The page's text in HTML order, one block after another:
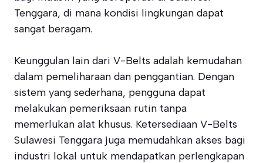
Tenggara, di mana kondisi lingkungan dapat
sangat beragam.
Keunggulan lain dari V-Belts adalah kemudahan
dalam pemeliharaan dan penggantian. Dengan
sistem yang sederhana, pengguna dapat
melakukan pemeriksaan rutin tanpa
memerlukan alat khusus. Ketersediaan V-Belts
Sulawesi Tenggara juga memudahkan akses bagi
industri lokal untuk mendapatkan perlengkapan